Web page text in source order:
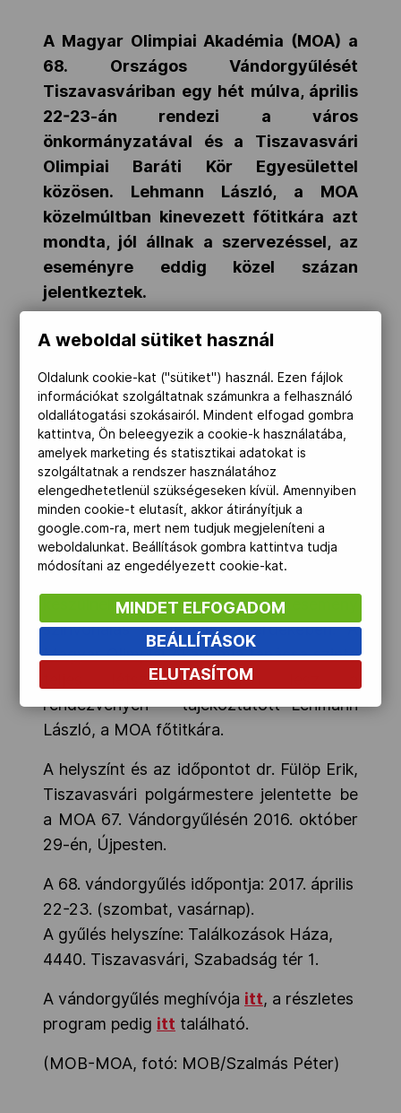
Társszervezetek
OVEP
Adatbank
A Magyar Olimpiai Akadémia (MOA) a
68. Országos Vándorgyűlését
Tiszavasváriban egy hét múlva, április
22-23-án rendezi a város
önkormányzatával és a Tiszavasvári
Olimpiai Baráti Kör Egyesülettel
közösen. Lehmann László, a MOA
közelmúltban kinevezett főtitkára azt
mondta, jól állnak a szervezéssel, az
eseményre eddig közel százan
jelentkeztek.
következő vándorgyűlésének szervezése.
Az előadók elfogadták a felkéréseket, így
a szombat délutáni szakmai program
véglegesedett. A vándorgyűlésre
jelentkezők száma megközelíti a százat.
Külön autóbusz indul Budapestről
Tiszavasváriba, az utazás megkönnyítése
érdekében. A tiszavasvári házigazdák
gazdag szakmai és kulturális programmal
készülnek a kétnapos esemény
színvonalas lebonyolítása érdekében. A
Magyar Olimpiai Akadémia tanácsa szinte
teljes létszámmal jelen lesz a
rendezvényen” - tájékoztatott Lehmann
László, a MOA főtitkára.
A helyszínt és az időpontot dr. Fülöp Erik,
Tiszavasvári polgármestere jelentette be
a MOA 67. Vándorgyűlésén 2016. október
29-én, Újpesten.
A 68. vándorgyűlés időpontja: 2017. április
22-23. (szombat, vasárnap).
A gyűlés helyszíne: Találkozások Háza,
4440. Tiszavasvári, Szabadság tér 1.
A vándorgyűlés meghívója itt, a részletes
program pedig itt található.
(MOB-MOA, fotó: MOB/Szalmás Péter)
A weboldal sütiket használ
Oldalunk cookie-kat ("sütiket") használ. Ezen fájlok
információkat szolgáltatnak számunkra a felhasználó
oldallátogatási szokásairól. Mindent elfogad gombra
kattintva, Ön beleegyezik a cookie-k használatába,
amelyek marketing és statisztikai adatokat is
szolgáltatnak a rendszer használatához
elengedhetetlenül szükségeseken kívül. Amennyiben
minden cookie-t elutasít, akkor átirányítjuk a
google.com-ra, mert nem tudjuk megjeleníteni a
weboldalunkat. Beállítások gombra kattintva tudja
módosítani az engedélyezett cookie-kat.
MINDET ELFOGADOM
BEÁLLÍTÁSOK
ELUTASÍTOM